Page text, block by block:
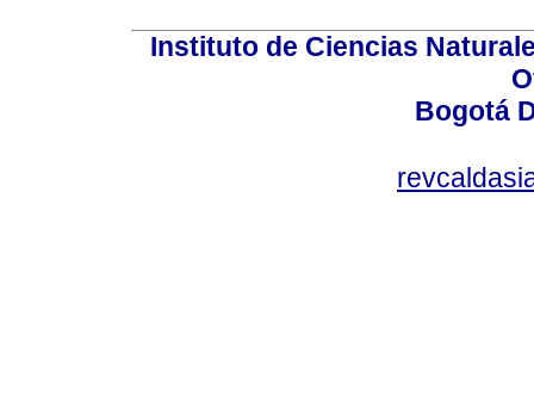
Instituto de Ciencias
Bogotá